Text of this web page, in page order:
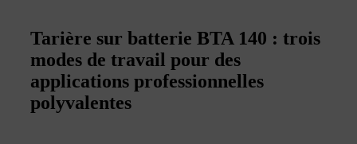
Tarière sur batterie BTA 140 : trois
modes de travail pour des
applications professionnelles
polyvalentes